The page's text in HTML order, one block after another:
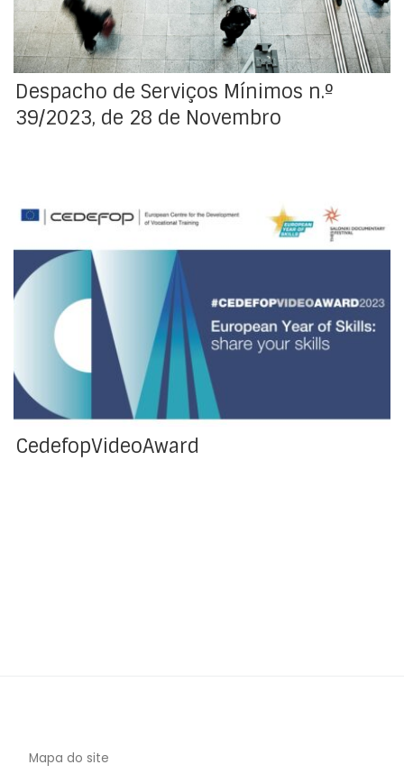
deliberaram decretar greve, a ter início às 0h01 horas,
do dia 1 de dezembro de 2023, a terminar às 23h59
horas do dia 4 de dezembro de 2023
Despacho de Serviços Mínimos n.º
39/2023, de 28 de Novembro
CedefopVideoAward
CedefopVideoAward
Mapa do site